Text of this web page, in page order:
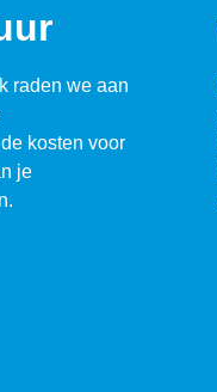
raden we aan
kosten voor
je